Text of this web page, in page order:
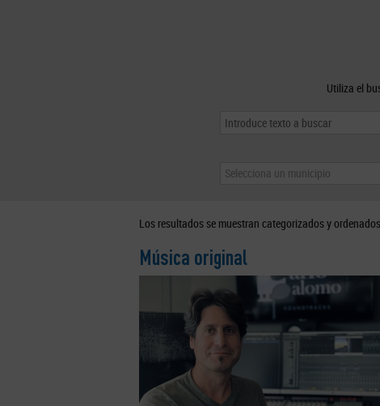
Utiliza el
Selecciona un municipio
Los resultados se muestran categorizados y
Música original